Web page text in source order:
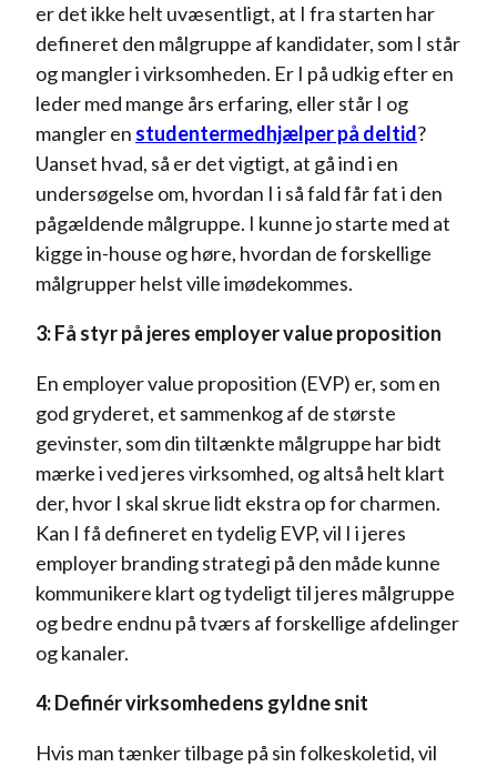
er det ikke helt uvæsentligt, at I fra starten har
defineret den målgruppe af kandidater, som I står
og mangler i virksomheden. Er I på udkig efter en
leder med mange års erfaring, eller står I og
mangler en studentermedhjælper på deltid?
Uanset hvad, så er det vigtigt, at gå ind i en
undersøgelse om, hvordan I i så fald får fat i den
pågældende målgruppe. I kunne jo starte med at
kigge in-house og høre, hvordan de forskellige
målgrupper helst ville imødekommes.
3: Få styr på jeres employer value proposition
En employer value proposition (EVP) er, som en
god gryderet, et sammenkog af de største
gevinster, som din tiltænkte målgruppe har bidt
mærke i ved jeres virksomhed, og altså helt klart
der, hvor I skal skrue lidt ekstra op for charmen.
Kan I få defineret en tydelig EVP, vil I i jeres
employer branding strategi på den måde kunne
kommunikere klart og tydeligt til jeres målgruppe
og bedre endnu på tværs af forskellige afdelinger
og kanaler.
4: Definér virksomhedens gyldne snit
Hvis man tænker tilbage på sin folkeskoletid, vil